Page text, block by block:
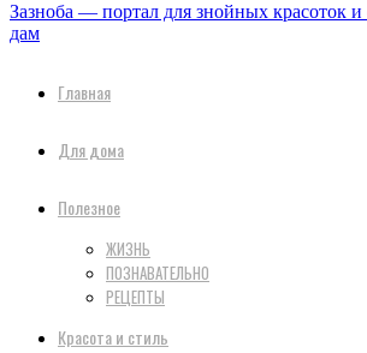
Зазноба — портал для знойных красоток и
дам
Главная
Для дома
Полезное
ЖИЗНЬ
ПОЗНАВАТЕЛЬНО
РЕЦЕПТЫ
Красота и стиль